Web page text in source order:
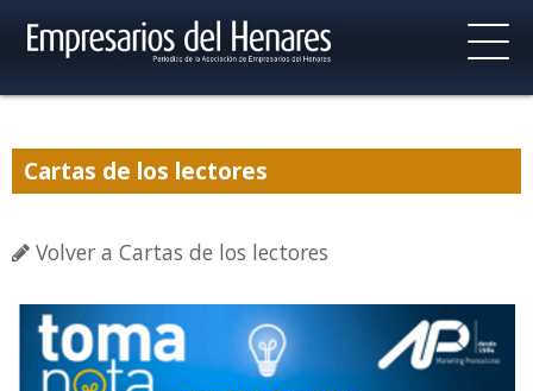
Cartas de los lectores
Volver a Cartas de los lectores